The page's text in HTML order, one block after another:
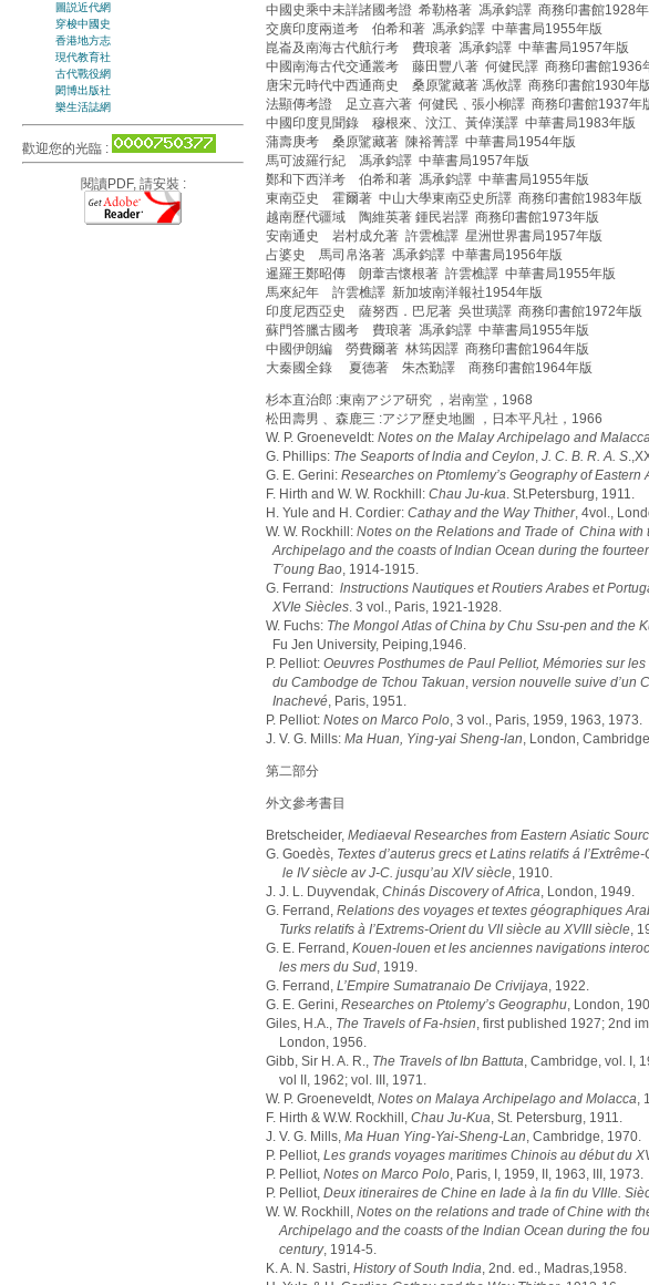
中國史乘中未詳諸國考證 希勒格著 馮承鈞譯 商務印書館1928
交廣印度兩道考 伯希和著 馮承鈞譯 中華書局1955年版
崑崙及南海古代航行考 費琅著 馮承鈞譯 中華書局1957年版
中國南海古代交通叢考 藤田豐八著 何健民譯 商務印書館1936
唐宋元時代中西通商史 桑原騭藏著 馮攸譯 商務印書館1930年
法顯傳考證 足立喜六著 何健民﹑張小柳譯 商務印書館1937年
中國印度見聞錄 穆根來、汶江、黃倬漢譯 中華書局1983年版
蒲壽庚考 桑原騭藏著 陳裕菁譯 中華書局1954年版
馬可波羅行紀 馮承鈞譯 中華書局1957年版
鄭和下西洋考 伯希和著 馮承鈞譯 中華書局1955年版
東南亞史 霍爾著 中山大學東南亞史所譯 商務印書館1983年版
越南歷代疆域 陶維英著 鍾民岩譯 商務印書館1973年版
安南通史 岩村成允著 許雲樵譯 星洲世界書局1957年版
占婆史 馬司帛洛著 馮承鈞譯 中華書局1956年版
暹羅王鄭昭傳 朗葦吉懷根著 許雲樵譯 中華書局1955年版
馬來紀年 許雲樵譯 新加坡南洋報社1954年版
印度尼西亞史 薩努西．巴尼著 吳世璜譯 商務印書館1972年版
蘇門答臘古國考 費琅著 馮承鈞譯 中華書局1955年版
中國伊朗編 勞費爾著 林筠因譯 商務印書館1964年版
大秦國全錄 夏德著 朱杰勤譯 商務印書館1964年版
杉本直治郎 :東南アジア研究 ，岩南堂，1968
松田壽男 、森鹿三 :アジア歷史地圖 ，日本平凡社，1966
W. P. Groeneveldt: Notes on the Malay Archipelago and
G. Phillips: The Seaports of lndia and Ceylon, J. C. B. R. A. S
G. E. Gerini: Researches on Ptomlemy’s Geography of Eastern
F. Hirth and W. W. Rockhill: Chau Ju-kua. St.Petersburg, 1911.
H. Yule and H. Cordier: Cathay and the Way Thither, 4vol.,
W. W. Rockhill: Notes on the Relations and Trade of China with
Archipelago and the coasts of Indian Ocean during the
T’oung Bao, 1914-1915.
G. Ferrand: lnstructions Nautiques et Routiers Arabes et
XVIe Siècles. 3 vol., Paris, 1921-1928.
W. Fuchs: The Mongol Atlas of China by Chu Ssu-pen and the
Fu Jen University, Peiping,1946.
P. Pelliot: Oeuvres Posthumes de Paul Pelliot, Mémories sur
du Cambodge de Tchou Takuan, version nouvelle suive d’un
Inachevé, Paris, 1951.
P. Pelliot: Notes on Marco Polo, 3 vol., Paris, 1959, 1963, 1973.
J. V. G. Mills: Ma Huan, Ying-yai Sheng-lan, London,
第二部分
外文參考書目
Bretscheider, Mediaeval Researches from Eastern Asiatic
G. Goedès, Textes d’auterus grecs et Latins relatifs á
le IV siècle av J-C. jusqu’au XIV siècle, 1910.
J. J. L. Duyvendak, Chinás Discovery of Africa, London, 1949.
G. Ferrand, Relations des voyages et textes géographiques
Turks relatifs à I’Extrems-Orient du VII siècle au XVIII siècle,
G. E. Ferrand, Kouen-louen et les anciennes navigations
les mers du Sud, 1919.
G. Ferrand, L’Empire Sumatranaio De Crivijaya, 1922.
G. E. Gerini, Researches on Ptolemy’s Geographu, London,
Giles, H.A., The Travels of Fa-hsien, first published 1927; 2nd
London, 1956.
Gibb, Sir H. A. R., The Travels of Ibn Battuta, Cambridge, vol. I,
vol II, 1962; vol. III, 1971.
W. P. Groeneveldt, Notes on Malaya Archipelago and Molacca,
F. Hirth & W.W. Rockhill, Chau Ju-Kua, St. Petersburg, 1911.
J. V. G. Mills, Ma Huan Ying-Yai-Sheng-Lan, Cambridge, 1970.
P. Pelliot, Les grands voyages maritimes Chinois au début du
P. Pelliot, Notes on Marco Polo, Paris, I, 1959, II, 1963, III, 1973.
P. Pelliot, Deux itineraires de Chine en Iade à la fin du VIIIe.
W. W. Rockhill, Notes on the relations and trade of Chine with
Archipelago and the coasts of the Indian Ocean during the
century, 1914-5.
K. A. N. Sastri, History of South India, 2nd. ed., Madras,1958.
圖説近代網
穿梭中國史
香港地方志
現代教育社
古代戰役網
閎博出版社
樂生活誌網
歡迎您的光臨 :
閱讀PDF, 請安裝 :